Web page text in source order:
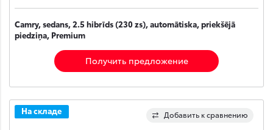
Camry, sedans, 2.5 hibrīds (230 zs), automātiska, priekšējā
piedziņa, Premium
Получить предложение
Добавить к сравнению
На складе